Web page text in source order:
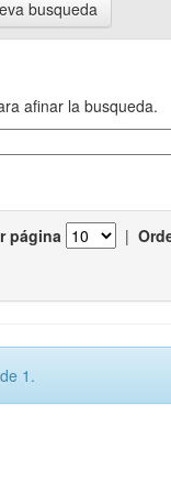
busqueda
afinar la busqueda.
página |
1.